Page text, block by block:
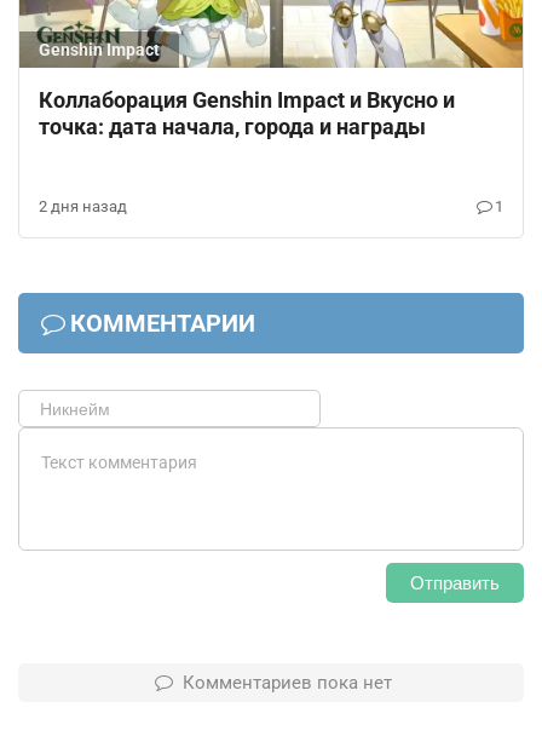
Genshin Impact
Коллаборация Genshin Impact и Вкусно и
точка: дата начала, города и награды
2 дня назад 1
КОММЕНТАРИИ
Отправить
Комментариев пока нет